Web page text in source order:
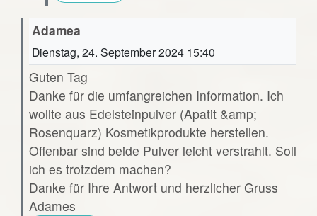
Adamea
Dienstag, 24. September 2024 15:40
Guten Tag
Danke für die umfangreichen Information. Ich
wollte aus Edelsteinpulver (Apatit &amp;
Rosenquarz) Kosmetikprodukte herstellen.
Offenbar sind beide Pulver leicht verstrahlt. Soll
ich es trotzdem machen?
Danke für Ihre Antwort und herzlicher Gruss
Adames